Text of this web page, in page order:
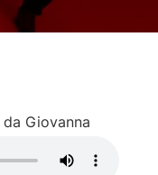
Giovanna